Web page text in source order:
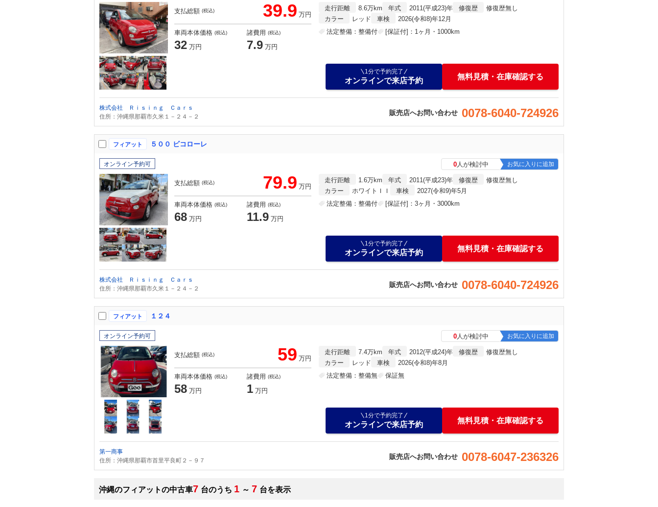
支払総額 (税込) 39.9 万円
車両本体価格 (税込)
32 万円
諸費用 (税込)
7.9 万円
走行距離 8.6万km 年式 2011(平成23)年 修復歴
修復歴無し
カラー
レッド 車検
2026(令和8)年12月
法定整備：整備付
[保証付]：1ヶ月・1000km
1分で予約完了
オンラインで来店予約 無料見積・在庫確認する
株式会社 Ｒｉｓｉｎｇ Ｃａｒｓ
住所：沖縄県那覇市久米１－２４－２
販売店へお問い合わせ 0078-6040-724926
フィアット ５００ ビコローレ
オンライン予約可 0人が検討中 お気に入りに追加
支払総額 (税込) 79.9 万円
車両本体価格 (税込)
68 万円
諸費用 (税込)
11.9 万円
走行距離 1.6万km 年式 2011(平成23)年 修復歴
修復歴無し
カラー
ホワイトＩＩ 車検
2027(令和9)年5月
法定整備：整備付
[保証付]：3ヶ月・3000km
1分で予約完了
オンラインで来店予約 無料見積・在庫確認する
株式会社 Ｒｉｓｉｎｇ Ｃａｒｓ
住所：沖縄県那覇市久米１－２４－２
販売店へお問い合わせ 0078-6040-724926
フィアット １２４
オンライン予約可 0人が検討中 お気に入りに追加
支払総額 (税込) 59 万円
車両本体価格 (税込)
58 万円
諸費用 (税込)
1 万円
走行距離 7.4万km 年式 2012(平成24)年 修復歴
修復歴無し
カラー
レッド 車検
2026(令和8)年8月
法定整備：整備無
保証無
1分で予約完了
オンラインで来店予約 無料見積・在庫確認する
第一商事
住所：沖縄県那覇市首里平良町２－９７
販売店へお問い合わせ 0078-6047-236326
沖縄のフィアットの中古車7 台のうち 1 ～ 7 台を表示